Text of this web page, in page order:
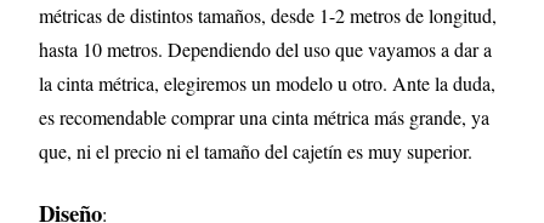
métricas de distintos tamaños, desde 1-2 metros de longitud,
hasta 10 metros. Dependiendo del uso que vayamos a dar a
la cinta métrica, elegiremos un modelo u otro. Ante la duda,
es recomendable comprar una cinta métrica más grande, ya
que, ni el precio ni el tamaño del cajetín es muy superior.
Diseño: